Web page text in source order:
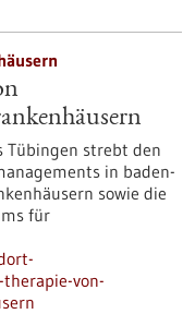
Tübingen strebt den
in baden-
sowie die
für
von-